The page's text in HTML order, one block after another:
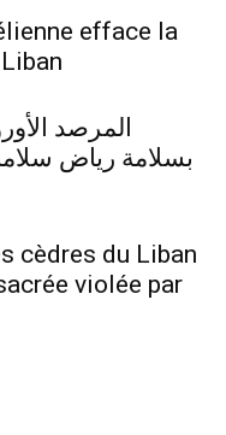
efface la
المرصد
بسلامة رياض
cèdres du Liban
violée par